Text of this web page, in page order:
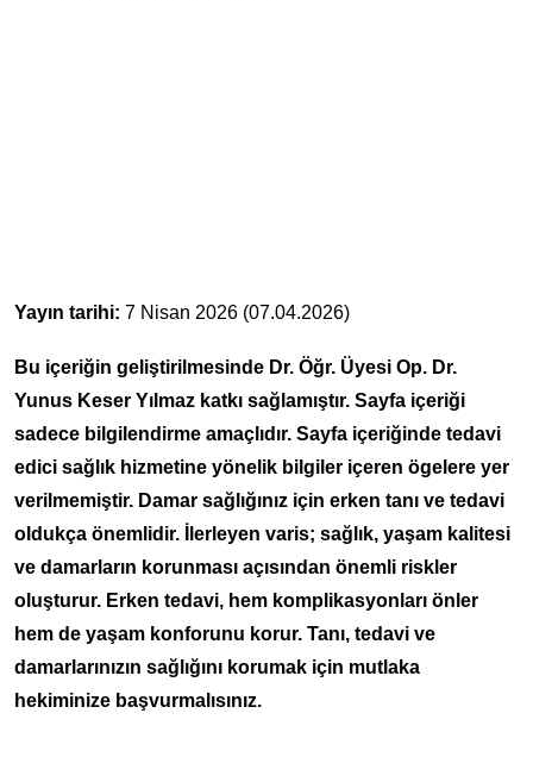
Yayın tarihi: 7 Nisan 2026 (07.04.2026)
Bu içeriğin geliştirilmesinde Dr. Öğr. Üyesi Op. Dr.
Yunus Keser Yılmaz katkı sağlamıştır. Sayfa içeriği
sadece bilgilendirme amaçlıdır. Sayfa içeriğinde tedavi
edici sağlık hizmetine yönelik bilgiler içeren ögelere yer
verilmemiştir. Damar sağlığınız için erken tanı ve tedavi
oldukça önemlidir. İlerleyen varis; sağlık, yaşam kalitesi
ve damarların korunması açısından önemli riskler
oluşturur. Erken tedavi, hem komplikasyonları önler
hem de yaşam konforunu korur. Tanı, tedavi ve
damarlarınızın sağlığını korumak için mutlaka
hekiminize başvurmalısınız.